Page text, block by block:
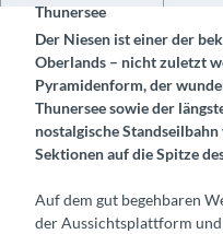
Thunersee
Der Niesen ist einer der
Oberlands – nicht zuletzt
Pyramidenform, der
Thunersee sowie der
nostalgische
Sektionen auf die Spitze
Auf dem gut begehbaren
der Aussichtsplattform